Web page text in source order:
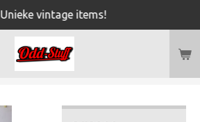
Unieke vintage items!